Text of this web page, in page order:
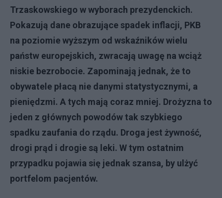
Trzaskowskiego w wyborach prezydenckich.
Pokazują dane obrazujące spadek inflacji, PKB
na poziomie wyższym od wskaźników wielu
państw europejskich, zwracają uwagę na wciąż
niskie bezrobocie. Zapominają jednak, że to
obywatele płacą nie danymi statystycznymi, a
pieniędzmi. A tych mają coraz mniej. Drożyzna to
jeden z głównych powodów tak szybkiego
spadku zaufania do rządu. Droga jest żywność,
drogi prąd i drogie są leki. W tym ostatnim
przypadku pojawia się jednak szansa, by ulżyć
portfelom pacjentów.